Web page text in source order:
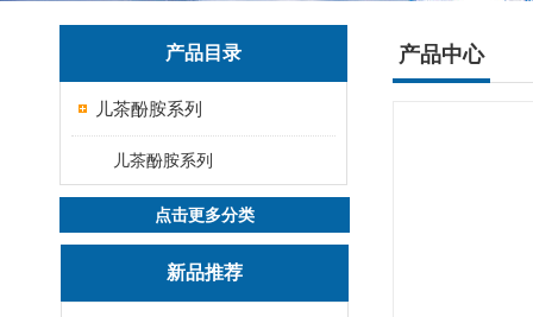
产品目录
儿茶酚胺系列
儿茶酚胺系列
点击更多分类
新品推荐
产品中心